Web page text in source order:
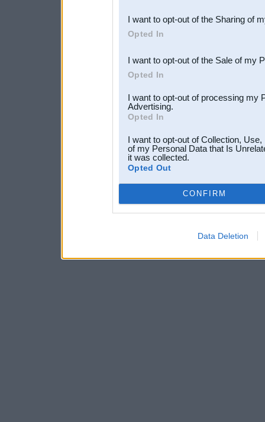
Downstream Participants
third parties.
I want to opt-out of the Sharing of
Opted In
I want to opt-out of the Sale of my
Opted In
I want to opt-out of processing my
Advertising.
Opted In
I want to opt-out of Collection,
of my Personal Data that Is
it was collected.
Opted Out
CONFIRM
Data Deletion